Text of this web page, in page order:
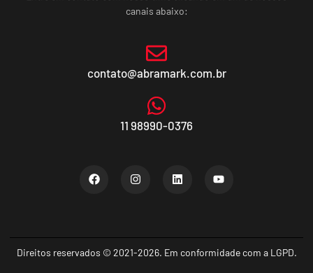
canais abaixo:
contato@abramark.com.br
11 98990-0376
Direitos reservados © 2021-2026. Em conformidade com a LGPD.